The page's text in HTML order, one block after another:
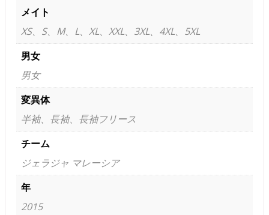
メイト
XS、S、M、L、XL、XXL、3XL、4XL、5XL
男女
男女
変異体
半袖、長袖、長袖フリース
チーム
ジェラジャ マレーシア
年
2015